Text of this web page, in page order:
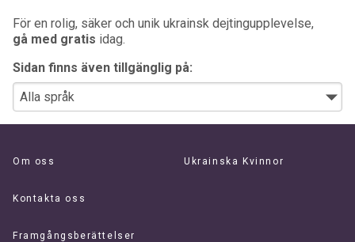
För en rolig, säker och unik ukrainsk dejtingupplevelse,
gå med gratis idag.
Sidan finns även tillgänglig på:
Om oss
Kontakta oss
Framgångsberättelser
Ukrainska Kvinnor